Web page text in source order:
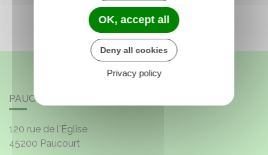
PAUCOURT
120 rue de l'Église
45200 Paucourt
OK, accept all
Deny all cookies
Privacy policy